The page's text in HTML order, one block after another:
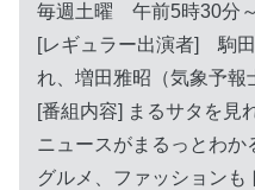
毎週土曜 午前5時30分
[レギュラー出演者] 駒
れ、増田雅昭（気象予報
[番組内容] まるサタを見
ニュースがまるっとわ
グルメ、ファッションも